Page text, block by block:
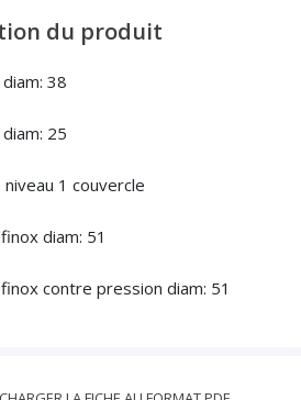
du produit
38
25
1 couvercle
diam: 51
contre pression diam: 51